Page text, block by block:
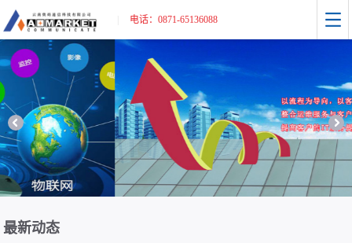
电话：0871-65136088
最新动态
福贡县公安局PDT项目中标 2017.08.16
怒江州福贡县公安局警用集群(PDT)竞争性谈判采购项目，我公司
被列为第一中标候选人。
项目经理与客户沟通的策略 2017.08.30
面对各种性格特征和知识背景的客户，如果做到与客户的有效沟
通，最终有利于项目。这恐怕是对大多...